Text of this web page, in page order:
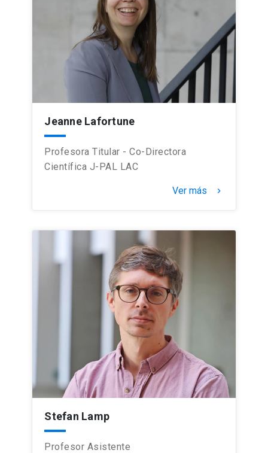
Jeanne Lafortune
Profesora Titular - Co-Directora
Científica J-PAL LAC
Ver más keyboard_arrow_right
Stefan Lamp
Profesor Asistente